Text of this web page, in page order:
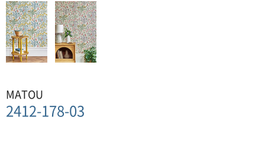
MATOU
2412-178-03